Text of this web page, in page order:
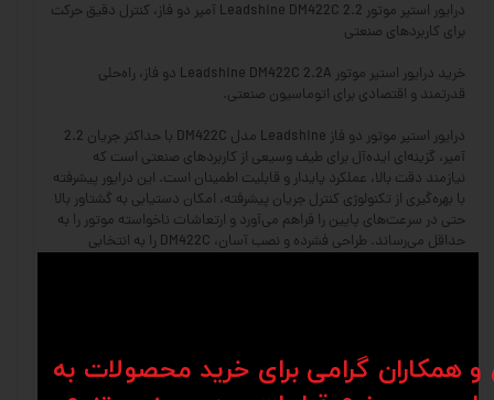
درایور استپر موتور Leadshine DM422C 2.2 آمپر دو فاز، کنترل دقیق حرکت
برای کاربردهای صنعتی
خرید درایور استپر موتور Leadshine DM422C 2.2A دو فاز، راه‌حلی
قدرتمند و اقتصادی برای اتوماسیون صنعتی.
درایور استپر موتور دو فاز Leadshine مدل DM422C با حداکثر جریان 2.2
آمپر، گزینه‌ای ایده‌آل برای طیف وسیعی از کاربردهای صنعتی است که
نیازمند دقت بالا، عملکرد پایدار و قابلیت اطمینان است. این درایور پیشرفته
با بهره‌گیری از تکنولوژی کنترل جریان پیشرفته، امکان دستیابی به گشتاور بالا
حتی در سرعت‌های پایین را فراهم می‌آورد و ارتعاشات ناخواسته موتور را به
حداقل می‌رساند. طراحی فشرده و نصب آسان، DM422C را به انتخابی
می‌کند که این امر در محیط‌های حساس مانند آزمایشگاه‌ها و فضاهای کاری
بسیار اهمیت دارد. علاوه بر این، محافظت‌های داخلی در برابر اضافه ولتاژ،
همکاران گرامی برای خرید محصولات به